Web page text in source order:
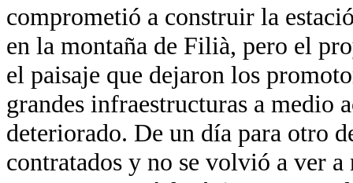
comprometió a construir la
en la montaña de Filià, pero el
el paisaje que dejaron los
grandes infraestructuras a medio
deteriorado. De un día para otro
contratados y no se volvió a ver a